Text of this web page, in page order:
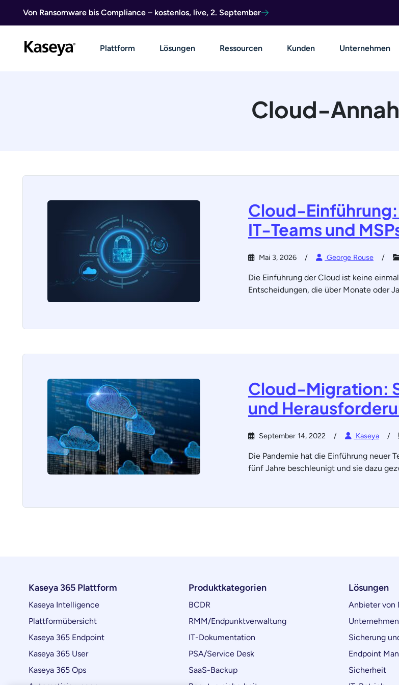
Von Ransomware bis Compliance – kostenlos, live, 2. September
Plattform Lösungen Ressourcen Kunden Unternehmen
Cloud-
Cloud-
IT-Teams und
Mai 3, 2026 George Rouse
Die Einführung der Cloud ist keine
Entscheidungen, die über Monate oder
Cloud-Migration:
und
September 14, 2022 Kaseya
Die Pandemie hat die Einführung neuer
fünf Jahre beschleunigt und sie dazu
Kaseya 365 Plattform
Kaseya Intelligence
Plattformübersicht
Kaseya 365 Endpoint
Kaseya 365 User
Kaseya 365 Ops
Produktkategorien
BCDR
RMM/Endpunktverwaltung
IT-Dokumentation
PSA/Service Desk
SaaS-Backup
Lösungen
Anbieter von
Sicherung
Endpoint
Sicherheit